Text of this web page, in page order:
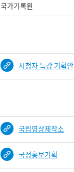
국가기록원
시청자 특강 기획안
국립영상제작소
국정홍보기획